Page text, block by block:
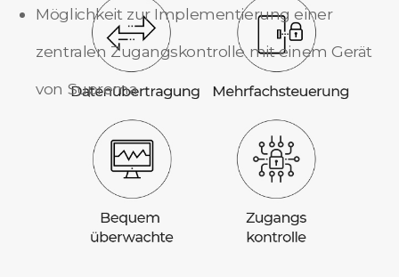
Möglichkeit zur Implementierung einer
zentralen Zugangskontrolle mit einem Gerät
von Suprema